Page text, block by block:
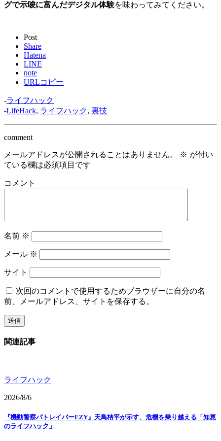
グで示唆に富んだデジタル体験を味わってみてください。
Post
Share
Hatena
LINE
note
URLコピー
-ライフハック
-LifeHack, ライフハック, 裏技
comment
メールアドレスが公開されることはありません。 ※ が付い
ている欄は必須項目です
コメント
名前 ※
メール ※
サイト
次回のコメントで使用するためブラウザーに自分の名
前、メールアドレス、サイトを保存する。
関連記事
ライフハック
2026/8/6
『機動警察パトレイバーEZY』天鳥桔平が示す、危機を乗り越える「知恵
のライフハック」